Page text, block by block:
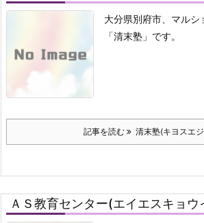
大分県別府市、マル
「清末塾」です。
記事を読む 清末塾(キヨスエ
ＡＳ教育センター(エイエスキョウ